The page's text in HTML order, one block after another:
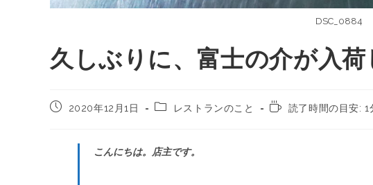
DSC_0884
久しぶりに、富士の介が入荷
2020年12月1日 レストランのこと 読了時間の目安: 1
こんにちは。店主です。